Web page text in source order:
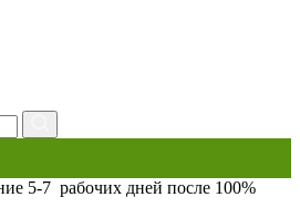
5-7 рабочих дней после 100%